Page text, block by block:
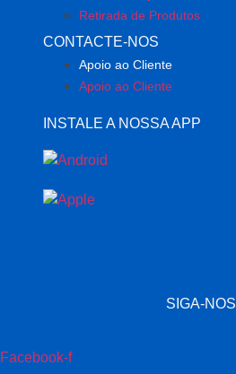
Retirada de Produtos
CONTACTE-NOS
Apoio ao Cliente
Apoio ao Cliente
INSTALE A NOSSA APP
SIGA-NOS
Facebook-f